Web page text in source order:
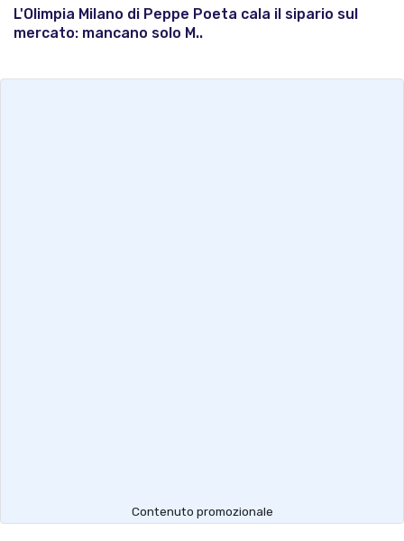
L'Olimpia Milano di Peppe Poeta cala il sipario sul
mercato: mancano solo M..
Contenuto promozionale